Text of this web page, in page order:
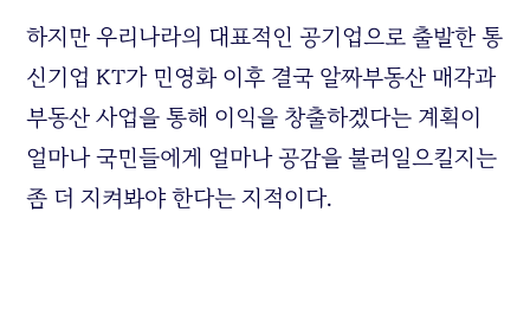
하지만 우리나라의 대표적인 공기업으로 출발한 통
신기업 KT가 민영화 이후 결국 알짜부동산 매각과
부동산 사업을 통해 이익을 창출하겠다는 계획이
얼마나 국민들에게 얼마나 공감을 불러일으킬지는
좀 더 지켜봐야 한다는 지적이다.